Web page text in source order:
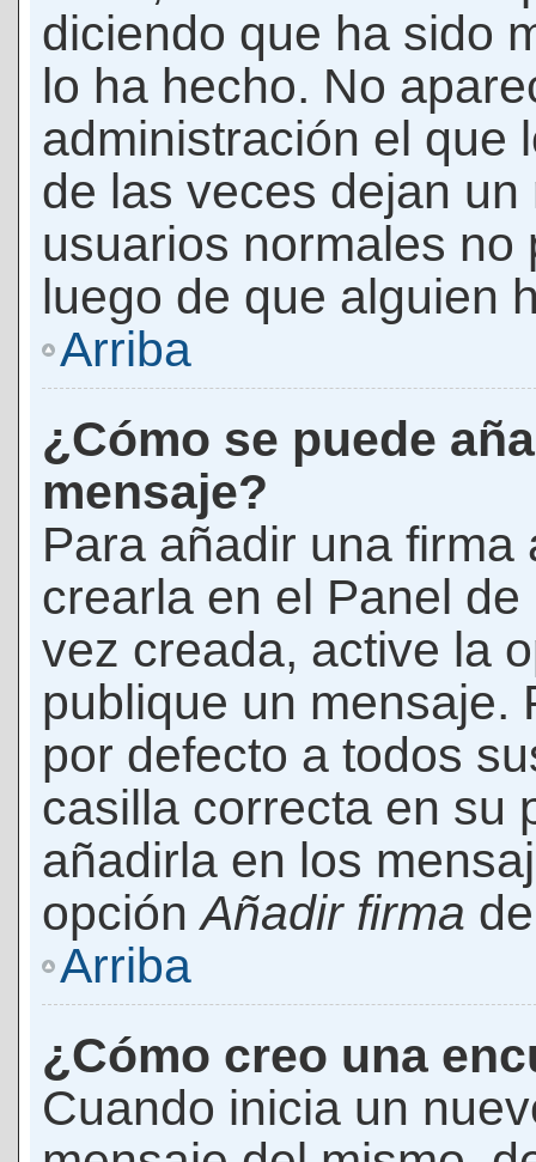
diciendo que ha sido
lo ha hecho. No
administración el que
de las veces dejan
usuarios normales
luego de que alguien
Arriba
¿Cómo se puede
mensaje?
Para añadir una
crearla en el Panel
vez creada, active la
publique un mensaje.
por defecto a todos
casilla correcta en su
añadirla en los
opciónAñadir firma
Arriba
¿Cómo creo una
Cuando inicia un